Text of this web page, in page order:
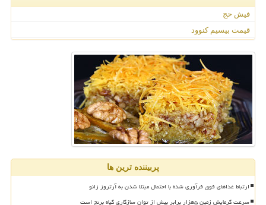
فیش حج
قیمت بیسیم کنوود
پربیننده ترین ها
ارتباط غذاهای فوق فرآوری شده با احتمال مبتلا شدن به آرتروز زانو
سرعت گرمایش زمین ۵هزار برابر بیش از توان سازگاری گیاه برنج است